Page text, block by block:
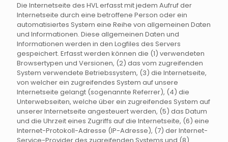
Die Internetseite des HVL erfasst mit jedem Aufruf der
Internetseite durch eine betroffene Person oder ein
automatisiertes System eine Reihe von allgemeinen Daten
und Informationen. Diese allgemeinen Daten und
Informationen werden in den Logfiles des Servers
gespeichert. Erfasst werden können die (1) verwendeten
Browsertypen und Versionen, (2) das vom zugreifenden
System verwendete Betriebssystem, (3) die Internetseite,
von welcher ein zugreifendes System auf unsere
Internetseite gelangt (sogenannte Referrer), (4) die
Unterwebseiten, welche über ein zugreifendes System auf
unserer Internetseite angesteuert werden, (5) das Datum
und die Uhrzeit eines Zugriffs auf die Internetseite, (6) eine
Internet-Protokoll-Adresse (IP-Adresse), (7) der Internet-